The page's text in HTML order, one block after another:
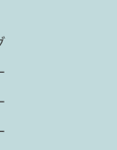
バー・ポームム）
イボール